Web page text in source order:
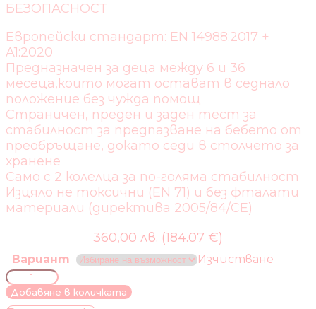
БЕЗОПАСНОСТ
Европейски стандарт: EN 14988:2017 +
A1:2020
Предназначен за деца между 6 и 36
месеца,които могат остават в седнало
положение без чужда помощ
Страничен, преден и заден тест за
стабилност за предпазване на бебето от
преобръщане, докато седи в столчето за
хранене
Само с 2 колелца за по-голяма стабилност
Изцяло не токсични (EN 71) и без фталати
материали (директива 2005/84/CE)
360,00 лв. (184.07 €)
Вариант
Изчистване
количество
за
СТОЛЧЕ
Добавяне в количката